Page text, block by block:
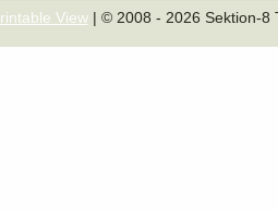
View| © 2008 - 2026 Sektion-8